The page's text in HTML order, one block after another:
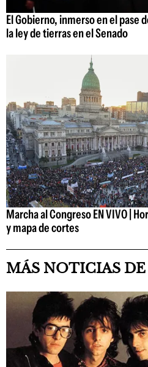
El Gobierno, inmerso en el pase
la ley de tierras en el Senado
Marcha al Congreso EN VIVO |
y mapa de cortes
MÁS NOTICIAS DE